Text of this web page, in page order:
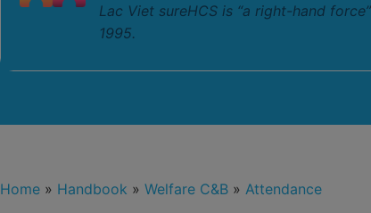
Lac Viet sureHCS is “a right-hand
1995.
Home » Handbook » Welfare C&B » Attendance